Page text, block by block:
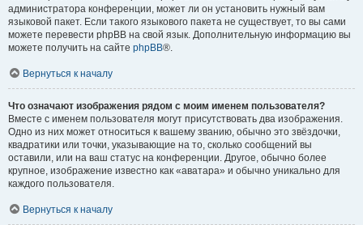
администратора конференции, может ли он установить нужный вам
языковой пакет. Если такого языкового пакета не существует, то вы сами
можете перевести phpBB на свой язык. Дополнительную информацию вы
можете получить на сайте phpBB®.
Вернуться к началу
Что означают изображения рядом с моим именем пользователя?
Вместе с именем пользователя могут присутствовать два изображения.
Одно из них может относиться к вашему званию, обычно это звёздочки,
квадратики или точки, указывающие на то, сколько сообщений вы
оставили, или на ваш статус на конференции. Другое, обычно более
крупное, изображение известно как «аватара» и обычно уникально для
каждого пользователя.
Вернуться к началу